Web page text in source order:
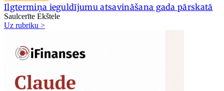
Ilgtermiņa ieguldījumu atsavināšana gada pārskatā
Saulcerīte Ekštele
Uz rubriku >